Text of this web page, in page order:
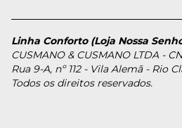
Linha Conforto (Loja Nossa
CUSMANO & CUSMANO LTDA -
Rua 9-A, nº 112 - Vila Alemã - Rio
Todos os direitos reservados.